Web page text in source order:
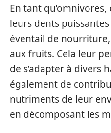
En tant
leurs dents
éventail de
aux fruits. Cela leur
de s’adapter à divers
également de
nutriments de leur
en décomposant les